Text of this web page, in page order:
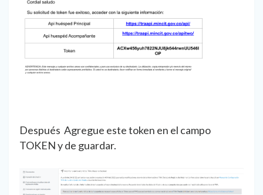
Después Agregue este token en el campo
TOKEN y de guardar.